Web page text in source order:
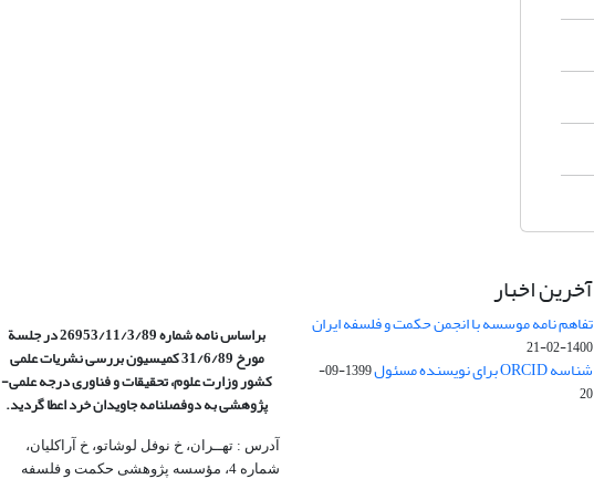
آخرین اخبار
تفاهم نامه موسسه با انجمن حکمت و فلسفه ایران
1400-02-21
شناسه ORCID برای نویسنده مسئول
1399-09-
20
براساس نامه شماره 26953/11/3/89 در جلسة
مورخ 31/6/89 کمیسیون
بررسی نشریات علمی
کشور وزارت علوم، تحقیقات و فناوری درجه علمی‌-
پژوهشیبه دوفصلنامه جاویدان خرد اعطا گردید.
آدرس : تهــران، خ نوفل لوشاتو، خ آراکلیان،
شماره 4،‌ مؤسسه پژوهشی حکمت و فلسفه